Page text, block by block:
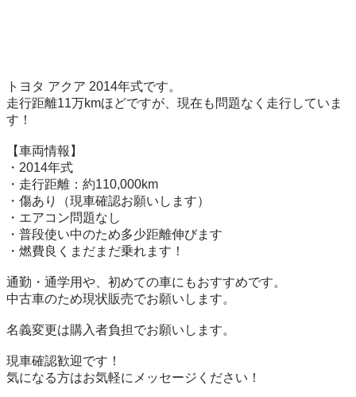
トヨタ アクア 2014年式です。
走行距離11万kmほどですが、現在も問題なく走行していま
す！
【車両情報】
・2014年式
・走行距離：約110,000km
・傷あり（現車確認お願いします）
・エアコン問題なし
・普段使い中のため多少距離伸びます
・燃費良くまだまだ乗れます！
通勤・通学用や、初めての車にもおすすめです。
中古車のため現状販売でお願いします。
名義変更は購入者負担でお願いします。
現車確認歓迎です！
気になる方はお気軽にメッセージください！